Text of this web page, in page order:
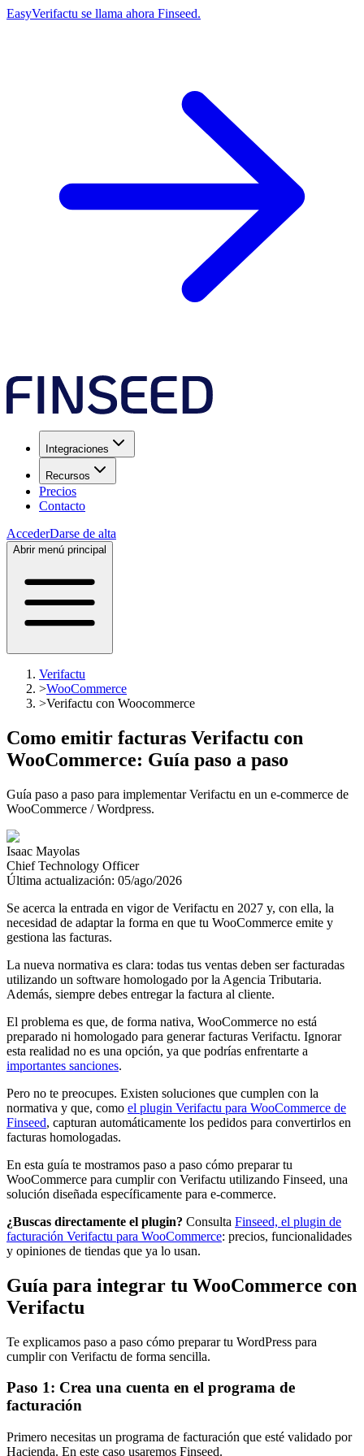
EasyVerifactu se llama ahora Finseed.
Integraciones
Recursos
Precios
Contacto
AccederDarse de alta
Abrir menú principal
Verifactu
>WooCommerce
>Verifactu con Woocommerce
Como emitir facturas Verifactu con
WooCommerce: Guía paso a paso
Guía paso a paso para implementar Verifactu en un e-commerce de
WooCommerce / Wordpress.
Isaac Mayolas
Chief Technology Officer
Última actualización: 05/ago/2026
Se acerca la entrada en vigor de Verifactu en 2027 y, con ella, la
necesidad de adaptar la forma en que tu WooCommerce emite y
gestiona las facturas.
La nueva normativa es clara: todas tus ventas deben ser facturadas
utilizando un software homologado por la Agencia Tributaria.
Además, siempre debes entregar la factura al cliente.
El problema es que, de forma nativa, WooCommerce no está
preparado ni homologado para generar facturas Verifactu. Ignorar
esta realidad no es una opción, ya que podrías enfrentarte a
importantes sanciones.
Pero no te preocupes. Existen soluciones que cumplen con la
normativa y que, como el plugin Verifactu para WooCommerce de
Finseed, capturan automáticamente los pedidos para convertirlos en
facturas homologadas.
En esta guía te mostramos paso a paso cómo preparar tu
WooCommerce para cumplir con Verifactu utilizando Finseed, una
solución diseñada específicamente para e-commerce.
¿Buscas directamente el plugin? Consulta Finseed, el plugin de
facturación Verifactu para WooCommerce: precios, funcionalidades
y opiniones de tiendas que ya lo usan.
Guía para integrar tu WooCommerce con
Verifactu
Te explicamos paso a paso cómo preparar tu WordPress para
cumplir con Verifactu de forma sencilla.
Paso 1: Crea una cuenta en el programa de
facturación
Primero necesitas un programa de facturación que esté validado por
Hacienda. En este caso usaremos Finseed.